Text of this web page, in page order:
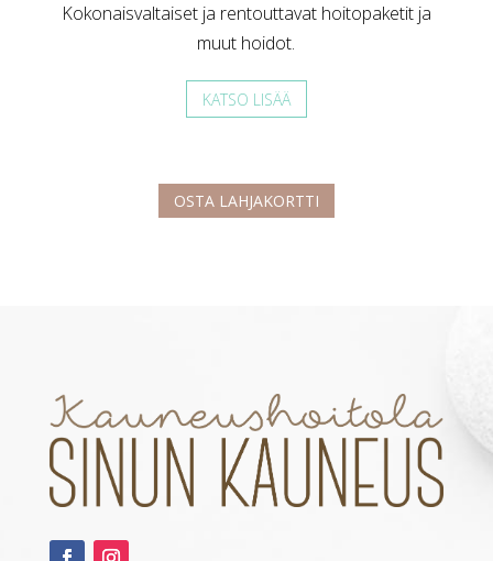
Kokonaisvaltaiset ja rentouttavat hoitopaketit ja
muut hoidot.
KATSO LISÄÄ
OSTA LAHJAKORTTI